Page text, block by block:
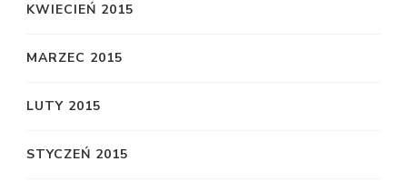
KWIECIEŃ 2015
MARZEC 2015
LUTY 2015
STYCZEŃ 2015